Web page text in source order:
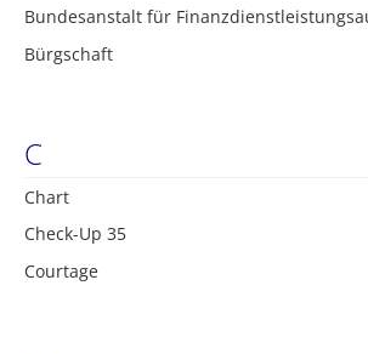
Bundesanstalt für
Bürgschaft
C
Chart
Check-Up 35
Courtage